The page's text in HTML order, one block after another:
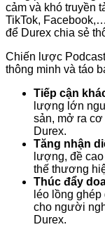
cảm và khó truyền
TikTok,
để Durex chia sẻ
Chiến lược
thông minh và táo
Tiếp cận
lượng lớn
sản, mở ra cơ
Durex.
Tăng nhận
lượng, đề
thế thương
Thúc đẩy
léo lồng
cho người
Durex.